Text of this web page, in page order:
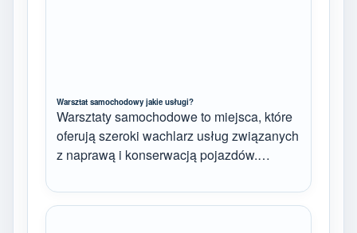
Warsztat samochodowy jakie usługi?
Warsztaty samochodowe to miejsca, które
oferują szeroki wachlarz usług związanych
z naprawą i konserwacją pojazdów.…